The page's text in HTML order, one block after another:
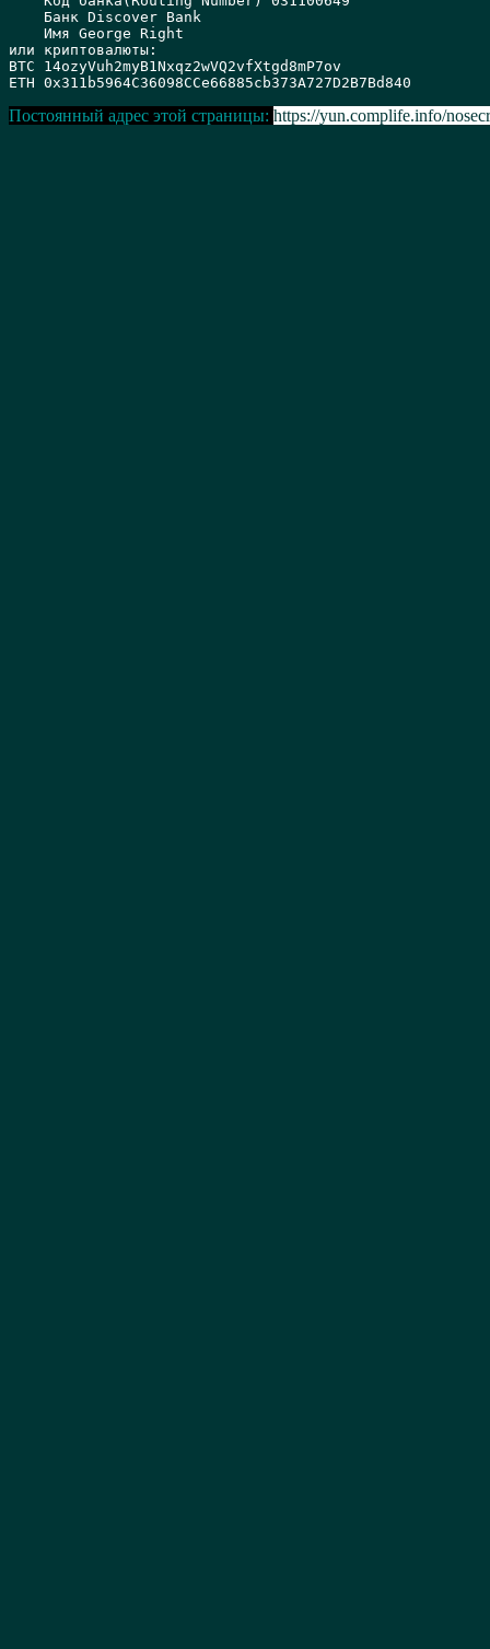
    Банк Discover Bank
    Имя George Right
или криптовалюты:
BTC 14ozyVuh2myB1Nxqz2wVQ2vfXtgd8mP7ov
Постоянный адрес этой страницы: https://yun.complife.info/